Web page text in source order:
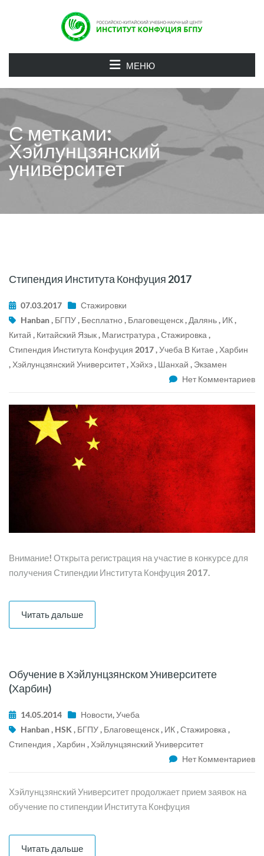
МЕНЮ
С метками:
Хэйлунцзянский
университет
Стипендия Института Конфуция 2017
07.03.2017
Стажировки
Hanban, БГПУ, Бесплатно, Благовещенск, Далянь, ИК,
Китай , Китайский Язык, Магистратура ,Стажировка ,
Стипендия Института Конфуция 2017,Учеба В Китае , Харбин
, Хэйлунцзянский Университет, Хэйхэ, Шанхай , Экзамен
Нет Комментариев
Внимание! Открыта регистрация на участие в конкурсе для
получения Стипендии Института Конфуция 2017.
Читать дальше
Обучение в Хэйлунцзянском Университете
(Харбин)
14.05.2014 Новости,Учеба
Hanban, HSK , БГПУ, Благовещенск, ИК,Стажировка ,
Стипендия , Харбин , Хэйлунцзянский Университет
Нет Комментариев
Хэйлунцзянский Университет продолжает прием заявок на
обучение по стипендии Института Конфуция
Читать дальше